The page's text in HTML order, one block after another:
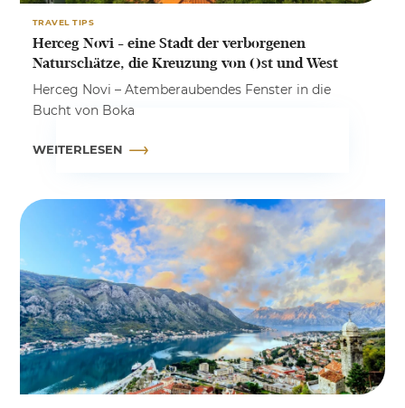
TRAVEL TIPS
Herceg Novi - eine Stadt der verborgenen
Naturschätze, die Kreuzung von Ost und West
Herceg Novi – Atemberaubendes Fenster in die
Bucht von Boka
WEITERLESEN